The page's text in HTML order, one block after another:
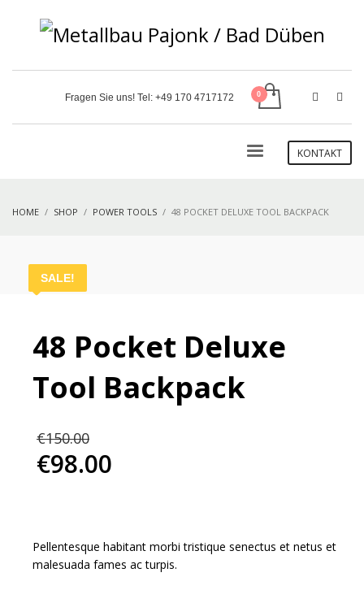
Fragen Sie uns! Tel: +49 170 4717172
KONTAKT
HOME SHOP POWER TOOLS 48 POCKET DELUXE TOOL BACKPACK
SALE!
48 Pocket Deluxe
Tool Backpack
€150.00
Preis
war:
€98.00
Aktueller
Pellentesque habitant morbi tristique senectus et netus et
malesuada fames ac turpis.